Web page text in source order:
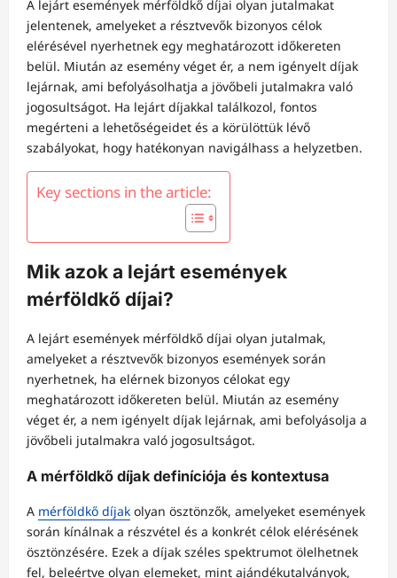
A lejárt események mérföldkő díjai olyan jutalmakat
jelentenek, amelyeket a résztvevők bizonyos célok
elérésével nyerhetnek egy meghatározott időkereten
belül. Miután az esemény véget ér, a nem igényelt díjak
lejárnak, ami befolyásolhatja a jövőbeli jutalmakra való
jogosultságot. Ha lejárt díjakkal találkozol, fontos
megérteni a lehetőségeidet és a körülöttük lévő
szabályokat, hogy hatékonyan navigálhass a helyzetben.
Key sections in the article:
Mik azok a lejárt események
mérföldkő díjai?
A lejárt események mérföldkő díjai olyan jutalmak,
amelyeket a résztvevők bizonyos események során
nyerhetnek, ha elérnek bizonyos célokat egy
meghatározott időkereten belül. Miután az esemény
véget ér, a nem igényelt díjak lejárnak, ami befolyásolja a
jövőbeli jutalmakra való jogosultságot.
A mérföldkő díjak definíciója és kontextusa
A mérföldkő díjak olyan ösztönzők, amelyeket események
során kínálnak a részvétel és a konkrét célok elérésének
ösztönzésére. Ezek a díjak széles spektrumot ölelhetnek
fel, beleértve olyan elemeket, mint ajándékutalványok,